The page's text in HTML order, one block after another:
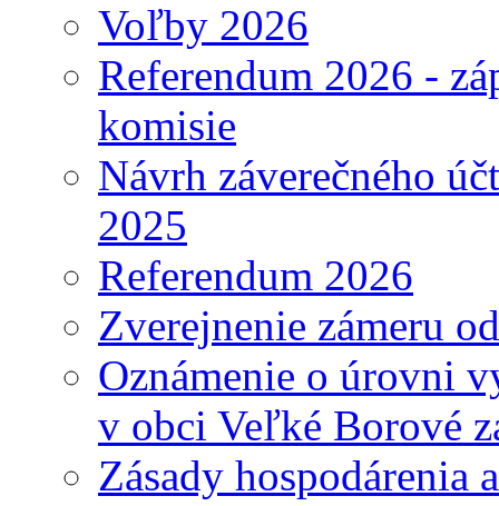
Voľby 2026
Referendum 2026 -
komisie
Návrh záverečného
2025
Referendum 2026
Zverejnenie zámeru
Oznámenie o úrovni
v obci Veľké Borové
Zásady hospodárenia